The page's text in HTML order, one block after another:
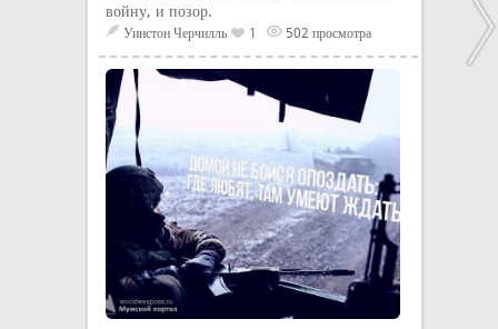
войну, и позор.
Уинстон Черчилль 1 502 просмотра